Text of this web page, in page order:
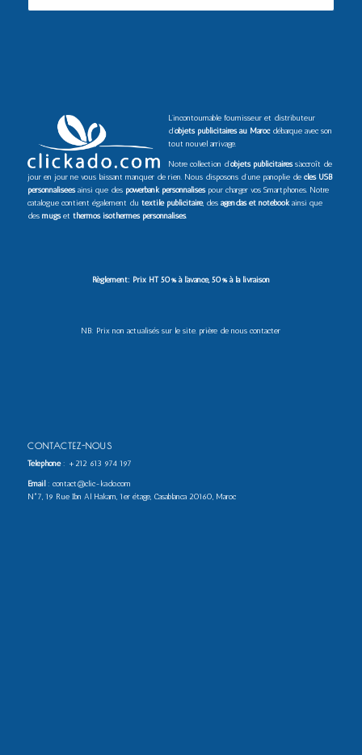
L’incontournable fournisseur et distributeur
d’objets publicitaires au Marocdébarque avec son
tout nouvel arrivage.
Notre collection d’objets publicitairess’accroît de
jour en jour ne vous laissant manquer de rien. Nous disposons d’une panoplie de clés USB
personnaliséesainsi que des powerbank personnaliséspour charger vos Smartphones. Notre
catalogue contient également du textile publicitaire, des agendas et notebookainsi que
des mugset thermos isothermes personnalisés.
Règlement: Prix HT 50% à l’avance, 50% à la livraison
NB: Prix non actualisés sur le site. prière de nous contacter
CONTACTEZ-NOUS
Téléphone: +212 613 974 197
Email: contact@clic-kado.com
N°7, 19 Rue Ibn Al Hakam, 1er étage, Casablanca 20160, Maroc